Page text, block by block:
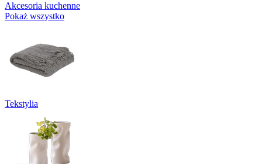
Akcesoria kuchenne
Pokaż wszystko
Tekstylia